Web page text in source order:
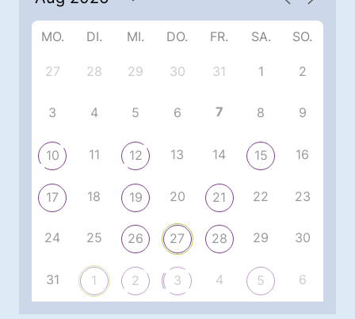
MO. DI. MI. DO. FR. SA. SO.
27 28 29 30 31 1 2
3 4 5 6 7 8 9
10 11 12 13 14 15 16
17 18 19 20 21 22 23
24 25 26 27 28 29 30
31 1 2 3 4 5 6